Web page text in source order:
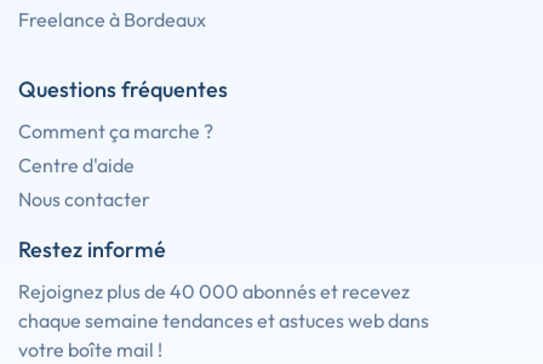
Freelance à Bordeaux
Questions fréquentes
Comment ça marche ?
Centre d'aide
Nous contacter
Restez informé
Rejoignez plus de 40 000 abonnés et recevez
chaque semaine tendances et astuces web dans
votre boîte mail !